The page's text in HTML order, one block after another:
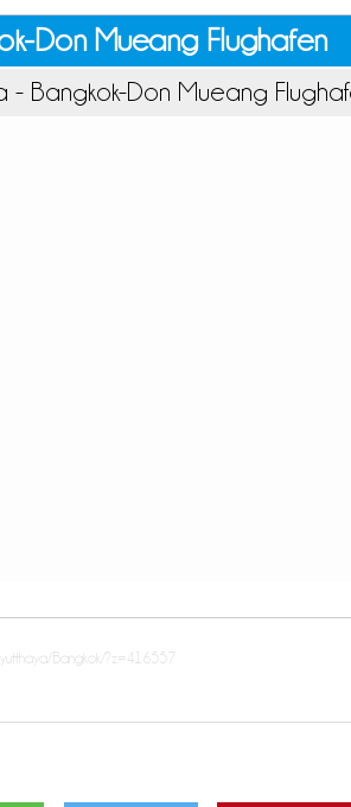
Don Mueang Flughafen
- Bangkok-Don Mueang
Bangkok/?z=416557